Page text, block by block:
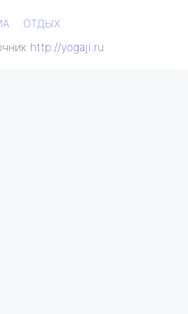
ОТДЫХ
http://yogaji.ru